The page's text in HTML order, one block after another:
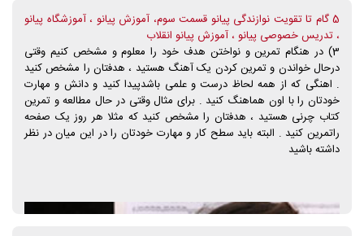
5 گام تا تقویت نوازندگی پیانو قسمت سوم، آموزش پیانو ، آموزشگاه پیانو
، تدریس خصوصی پیانو ، آموزش پیانو انقلاب
3) در هنگام تمرین و نواختن هدف خود را معلوم و مشخص کنیم وقتی
درحال خواندن و تمرین کردن یک آهنگ هستید ، هدفتان را مشخص کنید
. اهنگی که از همه لحاظ درست و علمی باشدپیدا کنید و دانش و مهارت
خودتان را با اون هماهنگ کنید . برای مثال وقتی در حال مطالعه و تمرین
کتاب چرنی هستید ، هدفتان را مشخص کنید که مثلا هر روز یک صفحه
راتمرین کنید . البته باید سطح کار و مهارت خودتان را در این میان در نظر
داشته باشید